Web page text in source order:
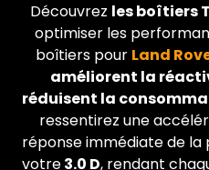
Découvrez les boîtiers
optimiser les
boîtiers pour Land
améliorent la
réduisent la
ressentirez une
réponse immédiate de
votre3.0 D, rendant